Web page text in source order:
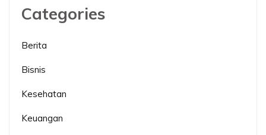
Categories
Berita
Bisnis
Kesehatan
Keuangan